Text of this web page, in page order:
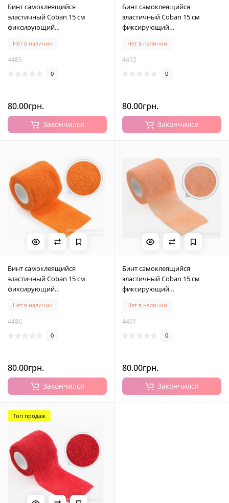
Бинт самоклеящийся
эластичный Coban 15 см
фиксирующий
кобан, аутоадгезийний бинт,
розовый, 15 см х 4,5 м
Нет в наличии
4485
0
80.00грн.
Закончился
Бинт самоклеящийся
эластичный Coban 15 см
фиксирующий
кобан, аутоадгезийний бинт,
розовый - неон, 15 см х 4,5 м
Нет в наличии
4492
0
80.00грн.
Закончился
Бинт самоклеящийся
эластичный Coban 15 см
фиксирующий
кобан, аутоадгезийний бинт,
оранжевый, 15 см х 4,5 м
Нет в наличии
4486
0
80.00грн.
Закончился
Бинт самоклеящийся
эластичный Coban 15 см
фиксирующий
кобан, аутоадгезийний бинт,
оранжевый - неон, 15 см х 4,5
Нет в наличии
4491
0
80.00грн.
Закончился
Топ продаж